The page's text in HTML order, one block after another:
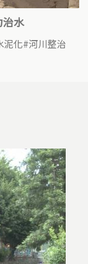
水
泥化 河川整治